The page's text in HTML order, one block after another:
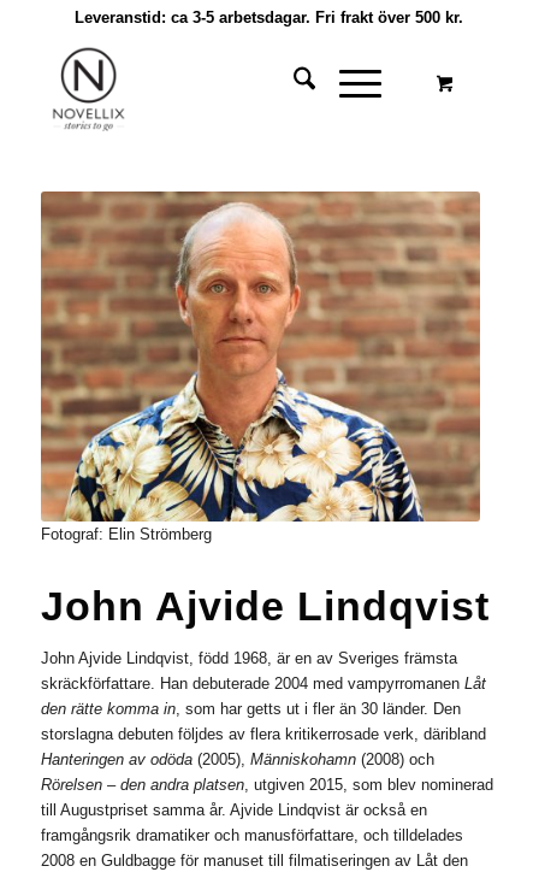
Leveranstid: ca 3-5 arbetsdagar. Fri frakt över 500 kr.
Fotograf: Elin Strömberg
John Ajvide Lindqvist
John Ajvide Lindqvist, född 1968, är en av Sveriges främsta
skräckförfattare. Han debuterade 2004 med vampyrromanen Låt
den rätte komma in, som har getts ut i fler än 30 länder. Den
storslagna debuten följdes av flera kritikerrosade verk, däribland
Hanteringen av odöda(2005), Människohamn(2008) och
Rörelsen – den andra platsen, utgiven 2015, som blev nominerad
till Augustpriset samma år. Ajvide Lindqvist är också en
framgångsrik dramatiker och manusförfattare, och tilldelades
2008 en Guldbagge för manuset till filmatiseringen av Låt den